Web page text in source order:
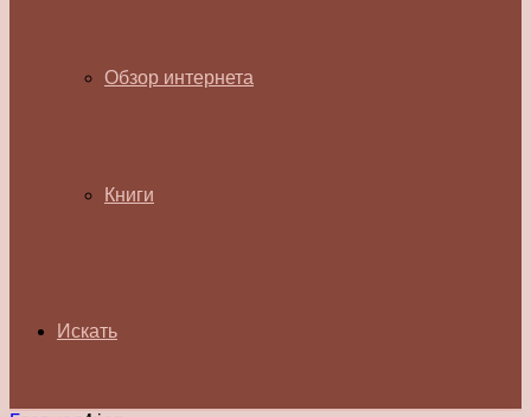
Обзор интернета
Книги
Искать